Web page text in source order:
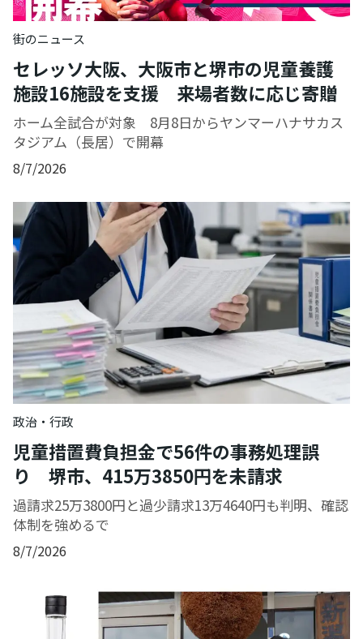
街のニュース
セレッソ大阪、大阪市と堺市の児童養護
施設16施設を支援 来場者数に応じ寄贈
ホーム全試合が対象 8月8日からヤンマーハナサカス
タジアム（長居）で開幕
8/7/2026
政治・行政
児童措置費負担金で56件の事務処理誤
り 堺市、415万3850円を未請求
過請求25万3800円と過少請求13万4640円も判明、確認
体制を強めるで
8/7/2026